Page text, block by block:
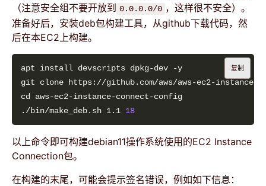
（注意安全组不要开放到 0.0.0.0/0 ，这样很不安全）。
准备好后，安装deb包构建工具，从github下载代码，然
后在本EC2上构建。
./bin/make_deb.sh 1.1 18
复制
以上命令即可构建debian11操作系统使用的EC2 Instance
Connection包。
在构建的末尾，可能会提示签名错误，例如如下信息：